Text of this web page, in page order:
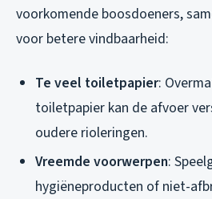
voorkomende boosdoeners,
voor betere vindbaarheid:
Te veel toiletpapier:
toiletpapier kan de afvoer
oudere rioleringen.
Vreemde voorwerpen:
hygiëneproducten of niet-